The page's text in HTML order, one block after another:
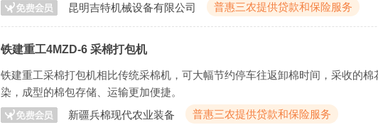
昆明吉特机械设备有限公司 普惠三农提供贷款和保险服务
铁建重工4MZD-6 采棉打包机
铁建重工采棉打包机相比传统采棉机，可大幅节约停车往返卸棉时间，采收的
染，成型的棉包存储、运输更加便捷。
新疆兵棉现代农业装备 普惠三农提供贷款和保险服务